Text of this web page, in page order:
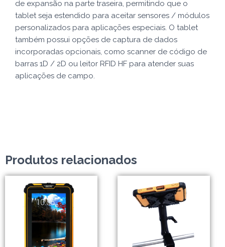
de expansão na parte traseira, permitindo que o
tablet seja estendido para aceitar sensores / módulos
personalizados para aplicações especiais. O tablet
também possui opções de captura de dados
incorporadas opcionais, como scanner de código de
barras 1D / 2D ou leitor RFID HF para atender suas
aplicações de campo.
Produtos relacionados